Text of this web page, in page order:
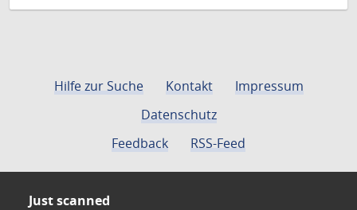
Hilfe zur Suche Kontakt
Impressum
Datenschutz
Feedback
RSS-Feed
Just scanned